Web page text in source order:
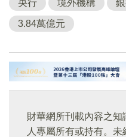
央行 境外機構
3.84萬億元
財華網所刊載內容之知
人專屬所有或持有。